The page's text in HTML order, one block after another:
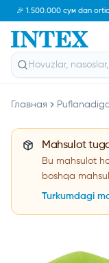
🎉 1.500.000 сум dan
Главная
Mahsulot
Bu mahsulot
boshqa
Turkumdagi